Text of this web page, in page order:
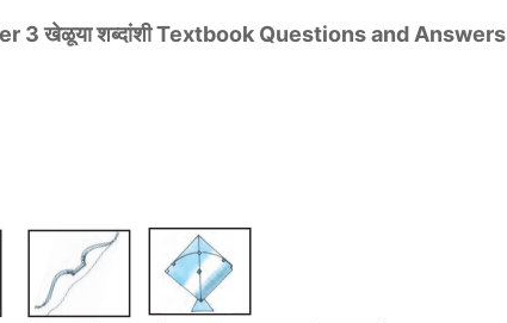
3 खेळूया शब्दांशी Textbook Questions and Answers